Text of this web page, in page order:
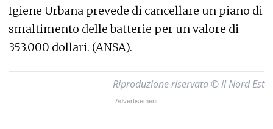
Igiene Urbana prevede di cancellare un piano di
smaltimento delle batterie per un valore di
353.000 dollari. (ANSA).
Riproduzione riservata © il Nord Est